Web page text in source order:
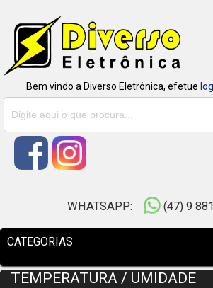
Bem vindo a Diverso Eletrônica, efetue
WHATSAPP: (47) 9
TEMPERATURA / UMIDADE